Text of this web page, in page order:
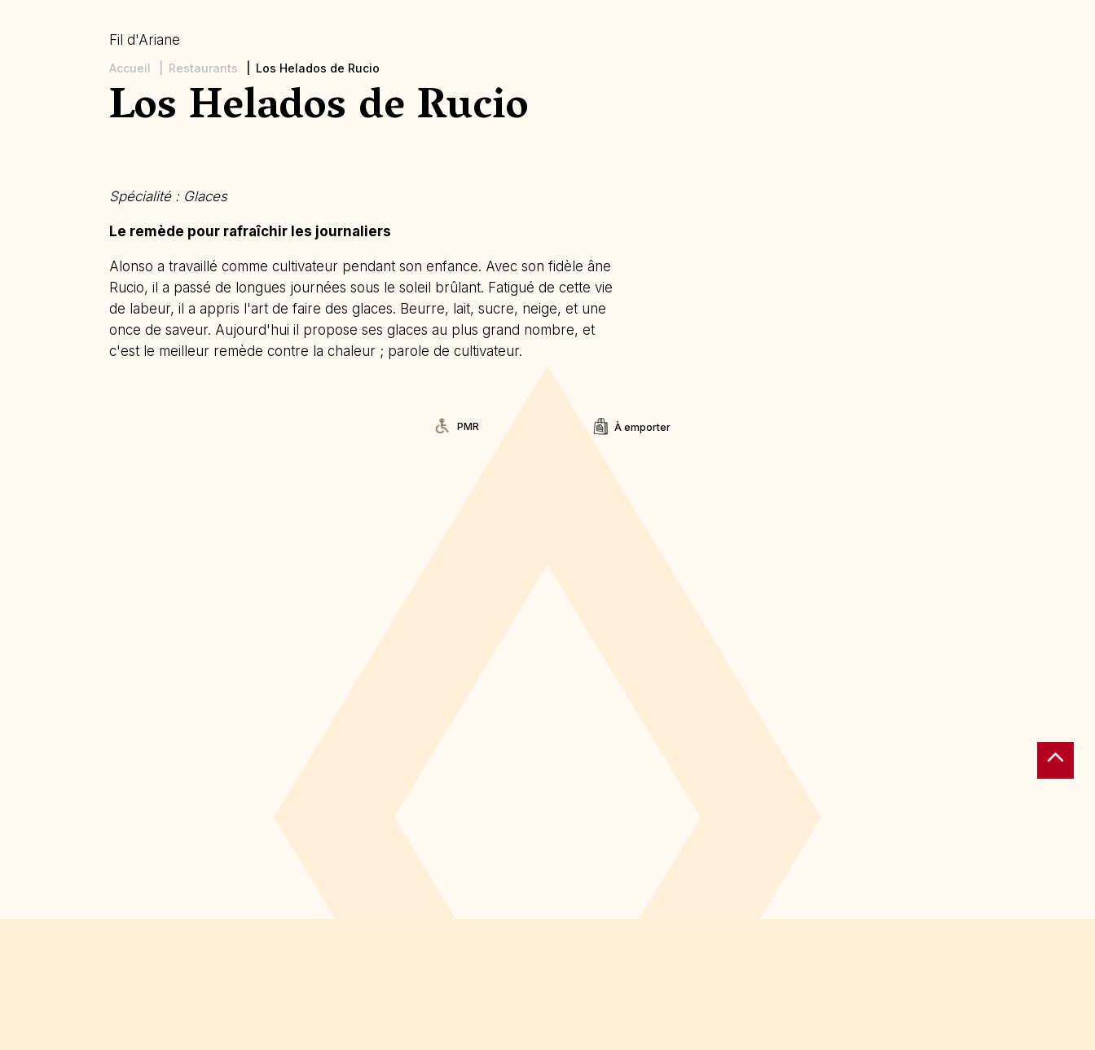
Fil d'Ariane
Accueil Restaurants Los Helados de Rucio
Los Helados de Rucio
Spécialité : Glaces
Le remède pour rafraîchir les journaliers
Alonso a travaillé comme cultivateur pendant son enfance. Avec son fidèle âne
Rucio, il a passé de longues journées sous le soleil brûlant. Fatigué de cette vie
de labeur, il a appris l'art de faire des glaces. Beurre, lait, sucre, neige, et une
once de saveur. Aujourd'hui il propose ses glaces au plus grand nombre, et
c'est le meilleur remède contre la chaleur ; parole de cultivateur.
PMR À emporter